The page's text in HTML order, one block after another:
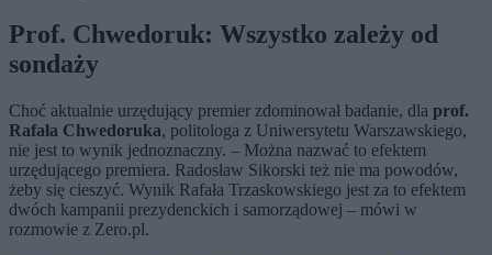
Prof. Chwedoruk: Wszystko zależy od
sondaży
Choć aktualnie urzędujący premier zdominował badanie, dla prof.
Rafała Chwedoruka, politologa z Uniwersytetu Warszawskiego,
nie jest to wynik jednoznaczny. – Można nazwać to efektem
urzędującego premiera. Radosław Sikorski też nie ma powodów,
żeby się cieszyć. Wynik Rafała Trzaskowskiego jest za to efektem
dwóch kampanii prezydenckich i samorządowej – mówi w
rozmowie z Zero.pl.